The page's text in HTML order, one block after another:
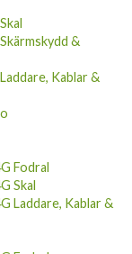
&
Kablar &
Fodral
Skal
Laddare, Kablar &